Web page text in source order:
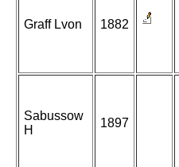
Graff Lvon 1882
Sabussow
H
1897